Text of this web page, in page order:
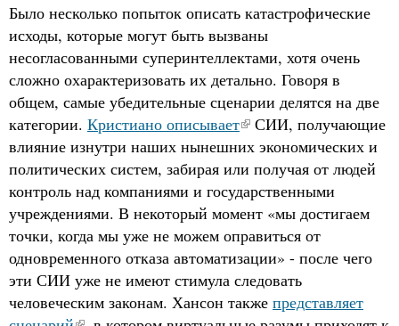
Было несколько попыток описать катастрофические
исходы, которые могут быть вызваны
несогласованными суперинтеллектами, хотя очень
сложно охарактеризовать их детально. Говоря в
общем, самые убедительные сценарии делятся на две
категории. Кристиано описывает
СИИ, получающие
влияние изнутри наших нынешних экономических и
политических систем, забирая или получая от людей
контроль над компаниями и государственными
учреждениями. В некоторый момент «мы достигаем
точки, когда мы уже не можем оправиться от
одновременного отказа автоматизации» - после чего
эти СИИ уже не имеют стимула следовать
человеческим законам. Хансон также представляет